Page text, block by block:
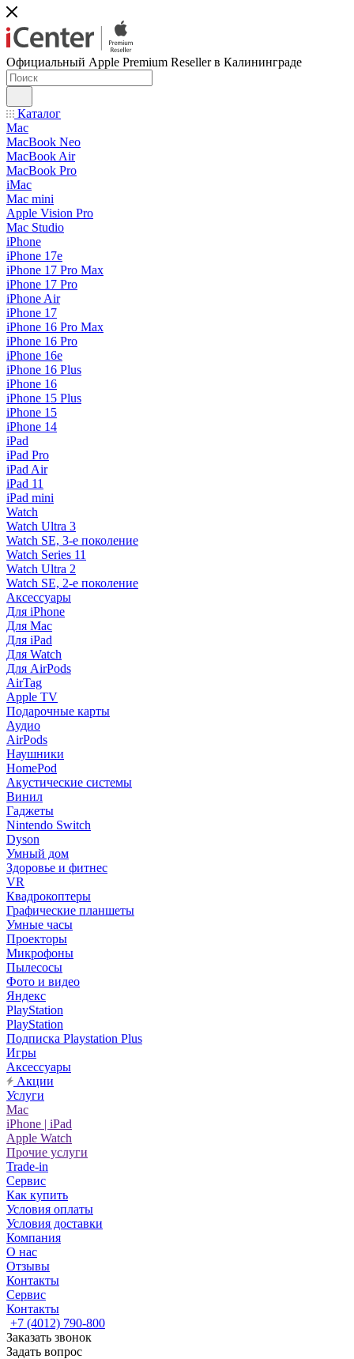
Официальный Apple Premium Reseller в Калининграде
Каталог
Mac
MacBook Neo
MacBook Air
MacBook Pro
iMac
Mac mini
Apple Vision Pro
Mac Studio
iPhone
iPhone 17e
iPhone 17 Pro Max
iPhone 17 Pro
iPhone Air
iPhone 17
iPhone 16 Pro Max
iPhone 16 Pro
iPhone 16e
iPhone 16 Plus
iPhone 16
iPhone 15 Plus
iPhone 15
iPhone 14
iPad
iPad Pro
iPad Air
iPad 11
iPad mini
Watch
Watch Ultra 3
Watch SE, 3-е поколение
Watch Series 11
Watch Ultra 2
Watch SE, 2-е поколение
Аксессуары
Для iPhone
Для Mac
Для iPad
Для Watch
Для AirPods
AirTag
Apple TV
Подарочные карты
Аудио
AirPods
Наушники
HomePod
Акустические системы
Винил
Гаджеты
Nintendo Switch
Dyson
Умный дом
Здоровье и фитнес
VR
Квадрокоптеры
Графические планшеты
Умные часы
Проекторы
Микрофоны
Пылесосы
Фото и видео
Яндекс
PlayStation
PlayStation
Подписка Playstation Plus
Игры
Аксессуары
Акции
Услуги
Mac
iPhone | iPad
Apple Watch
Прочие услуги
Trade-in
Сервис
Как купить
Условия оплаты
Условия доставки
Компания
О нас
Отзывы
Контакты
Сервис
Контакты
+7 (4012) 790-800
Заказать звонок
Задать вопрос